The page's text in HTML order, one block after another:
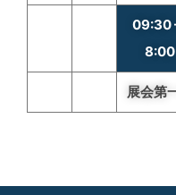
09:30
8:00
展会第